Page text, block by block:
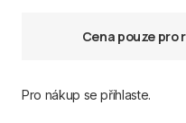
Cena pouze pro
Pro nákup se přihlaste.